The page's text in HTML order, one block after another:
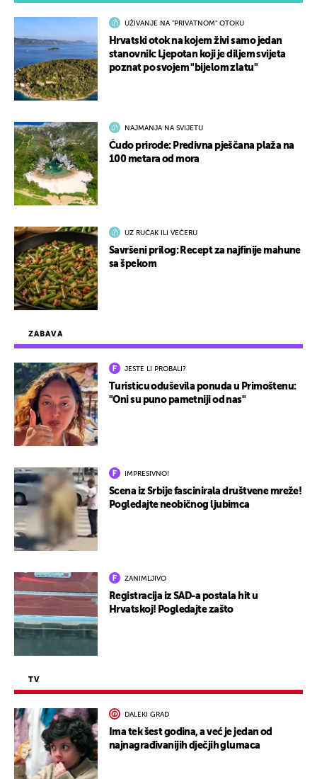
ZABAVA
JESTE LI PROBALI?
Turisticu oduševila ponuda u Primoštenu:
"Oni su puno pametniji od nas"
IMPRESIVNO!
Scena iz Srbije fascinirala društvene mreže!
Pogledajte neobičnog ljubimca
ZANIMLJIVO
Registracija iz SAD-a postala hit u
Hrvatskoj! Pogledajte zašto
TV
DALEKI GRAD
Ima tek šest godina, a već je jedan od
najnagrađivanijih dječjih glumaca
UŽIVANJE NA "PRIVATNOM" OTOKU
Hrvatski otok na kojem živi samo jedan
stanovnik: Ljepotan koji je diljem svijeta
poznat po svojem "bijelom zlatu"
NAJMANJA NA SVIJETU
Čudo prirode: Predivna pješčana plaža na
100 metara od mora
UZ RUČAK ILI VEČERU
Savršeni prilog: Recept za najfinije mahune
sa špekom